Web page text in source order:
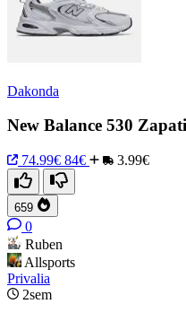
Dakonda
New Balance 530
74.99€ 84€ 3.99€
659
0
Ruben
Allsports
Privalia
2sem